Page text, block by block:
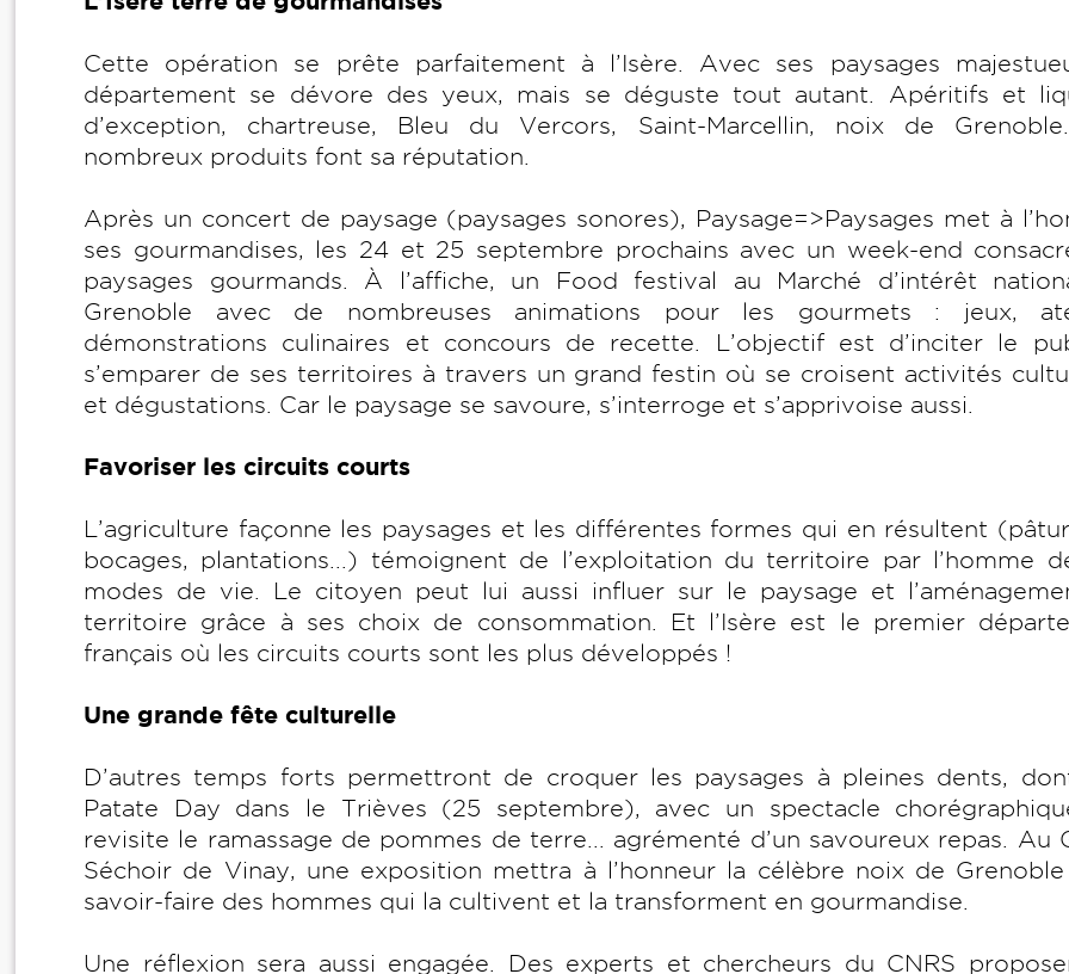
Cette opération se prête parfaitement à l’Isère. Avec ses paysages
département se dévore des yeux, mais se déguste tout autant. Apéritifs et
d’exception, chartreuse, Bleu du Vercors, Saint-Marcellin, noix de
nombreux produits font sa réputation.
Après un concert de paysage (paysages sonores), Paysage=>Paysages met à
ses gourmandises, les 24 et 25 septembre prochains avec un week-end
paysages gourmands. À l’affiche, un Food festival au Marché d’intérêt
Grenoble avec de nombreuses animations pour les gourmets : jeux,
démonstrations culinaires et concours de recette. L’objectif est d’inciter le
s’emparer de ses territoires à travers un grand festin où se croisent activités
et dégustations. Car le paysage se savoure, s’interroge et s’apprivoise aussi.
Favoriser les circuits courts
L’agriculture façonne les paysages et les différentes formes qui en résultent
bocages, plantations...) témoignent de l’exploitation du territoire par l’homme
modes de vie. Le citoyen peut lui aussi influer sur le paysage et
territoire grâce à ses choix de consommation. Et l’Isère est le premier
français où les circuits courts sont les plus développés !
Une grande fête culturelle
D’autres temps forts permettront de croquer les paysages à pleines dents,
Patate Day dans le Trièves (25 septembre), avec un spectacle
revisite le ramassage de pommes de terre... agrémenté d’un savoureux repas. Au
Séchoir de Vinay, une exposition mettra à l’honneur la célèbre noix de
savoir-faire des hommes qui la cultivent et la transforment en gourmandise.
Une réflexion sera aussi engagée. Des experts et chercheurs du CNRS